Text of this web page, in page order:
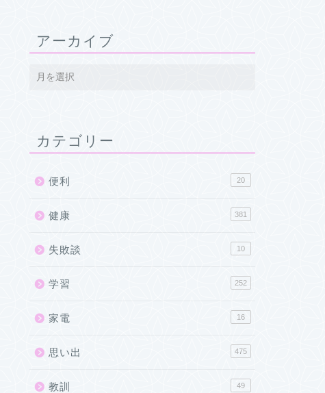
アーカイブ
カテゴリー
便利 20
健康 381
失敗談 10
学習 252
家電 16
思い出 475
教訓 49